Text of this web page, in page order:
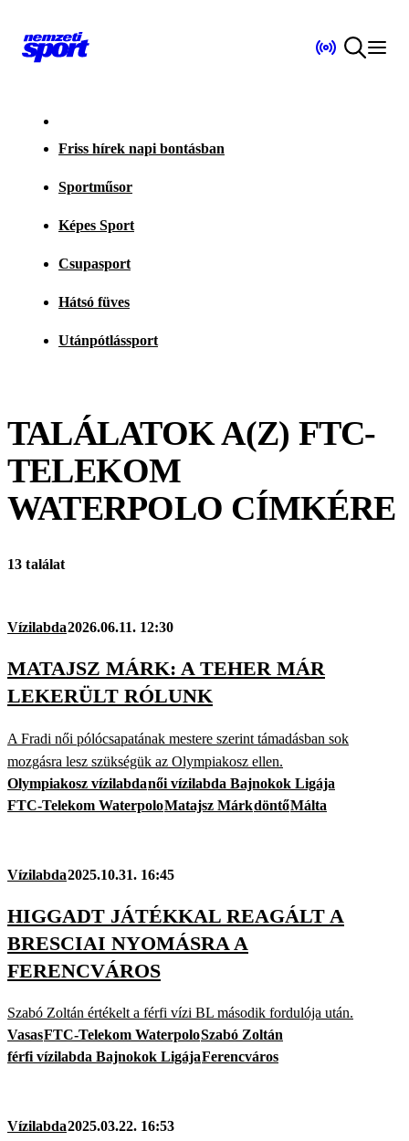
Friss hírek napi bontásban
Sportműsor
Képes Sport
Csupasport
Hátsó füves
Utánpótlássport
TALÁLATOK A(Z) FTC-
TELEKOM
WATERPOLO CÍMKÉRE
13 találat
Vízilabda2026.06.11. 12:30
MATAJSZ MÁRK: A TEHER MÁR
LEKERÜLT RÓLUNK
A Fradi női pólócsapatának mestere szerint támadásban sok
mozgásra lesz szükségük az Olympiakosz ellen.
Olympiakosz vízilabdanői vízilabda Bajnokok Ligája
FTC-Telekom WaterpoloMatajsz MárkdöntőMálta
Vízilabda2025.10.31. 16:45
HIGGADT JÁTÉKKAL REAGÁLT A
BRESCIAI NYOMÁSRA A
FERENCVÁROS
Szabó Zoltán értékelt a férfi vízi BL második fordulója után.
VasasFTC-Telekom WaterpoloSzabó Zoltán
férfi vízilabda Bajnokok LigájaFerencváros
Vízilabda2025.03.22. 16:53